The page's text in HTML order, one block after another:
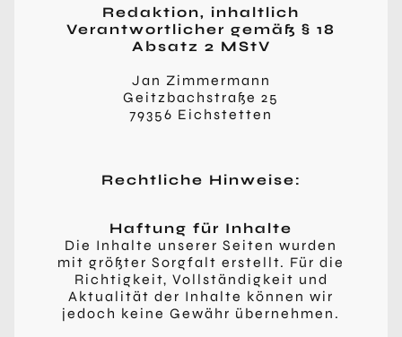
Redaktion, inhaltlich
Verantwortlicher gemäß § 18
Absatz 2 MStV
Jan Zimmermann
Geitzbachstraße 25
79356 Eichstetten
Rechtliche Hinweise:
Haftung für Inhalte
Die Inhalte unserer Seiten wurden
mit größter Sorgfalt erstellt. Für die
Richtigkeit, Vollständigkeit und
Aktualität der Inhalte können wir
jedoch keine Gewähr übernehmen.